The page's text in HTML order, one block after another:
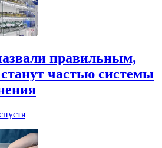
правильным,
частью системы